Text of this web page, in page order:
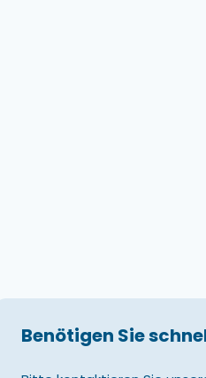
Benötigen Sie